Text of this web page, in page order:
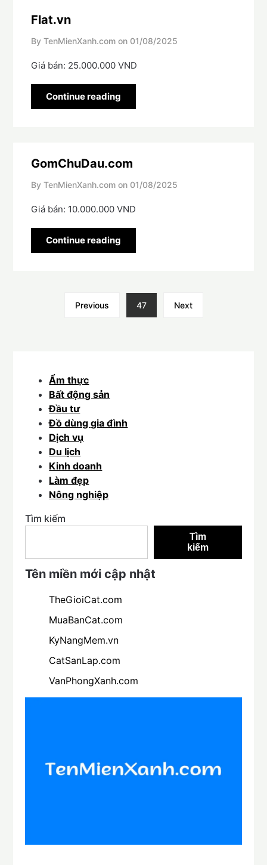
Flat.vn
By TenMienXanh.com on 01/08/2025
Giá bán: 25.000.000 VND
Continue reading
GomChuDau.com
By TenMienXanh.com on 01/08/2025
Giá bán: 10.000.000 VND
Continue reading
Previous 47 Next
Ẩm thực
Bất động sản
Đầu tư
Đồ dùng gia đình
Dịch vụ
Du lịch
Kinh doanh
Làm đẹp
Nông nghiệp
Tìm kiếm
Tìm
kiếm
Tên miền mới cập nhật
TheGioiCat.com
MuaBanCat.com
KyNangMem.vn
CatSanLap.com
VanPhongXanh.com